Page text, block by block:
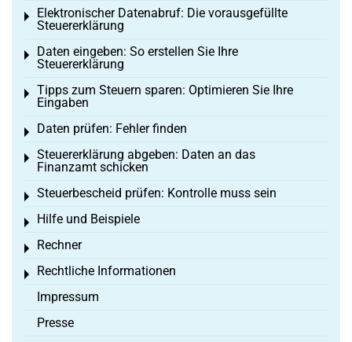
Elektronischer Datenabruf: Die vorausgefüllte
Steuererklärung
Toggle menu
Daten eingeben: So erstellen Sie Ihre
Steuererklärung
Toggle menu
Tipps zum Steuern sparen: Optimieren Sie Ihre
Eingaben
Toggle menu
Daten prüfen: Fehler finden
Toggle menu
Steuererklärung abgeben: Daten an das
Finanzamt schicken
Toggle menu
Steuerbescheid prüfen: Kontrolle muss sein
Toggle menu
Hilfe und Beispiele
Toggle menu
Rechner
Toggle menu
Rechtliche Informationen
Toggle menu
Impressum
Presse